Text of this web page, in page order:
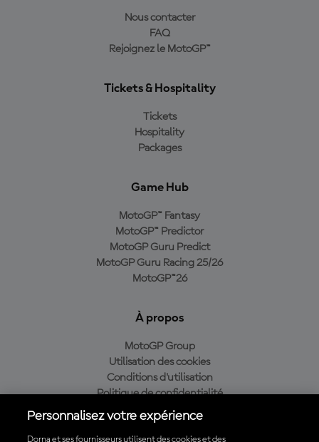
Nous contacter
FAQ
Rejoignez le MotoGP™
Tickets & Hospitality
Tickets
Hospitality
Packages
Game Hub
MotoGP™ Fantasy
MotoGP™ Predictor
MotoGP Guru Predict
MotoGP Guru Racing 25/26
MotoGP™26
À propos
MotoGP Group
Utilisation des cookies
Conditions d'utilisation
Politique de confidentialité
Politique d’achat
Personnalisez votre expérience
Dorna et ses fournisseurs utilisent des cookies et des